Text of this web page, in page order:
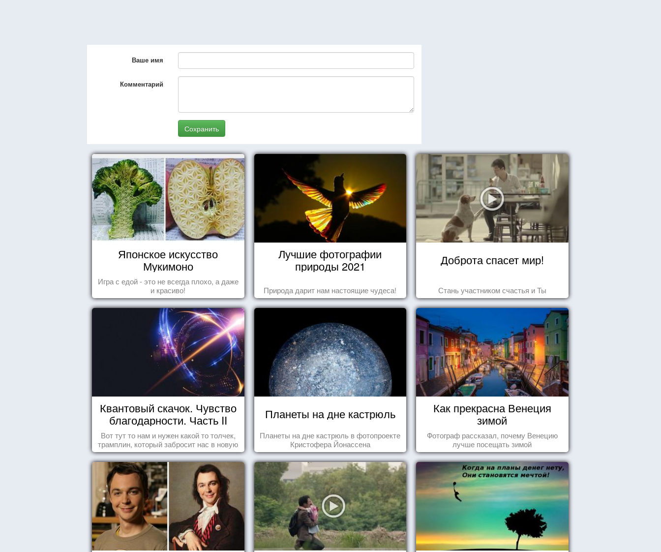
Ваше имя
Комментарий
Сохранить
Японское искусство
Мукимоно
Игра с едой - это не всегда плохо, а даже
и красиво!
Лучшие фотографии
природы 2021
Природа дарит нам настоящие чудеса!
Доброта спасет мир!
Стань участником счастья и Ты
Квантовый скачок. Чувство
благодарности. Часть II
Вот тут то нам и нужен какой то толчек,
трамплин, который забросит нас в новую
реальность. БЛАГОДАРНОСТЬ.
Планеты на дне кастрюль
Планеты на дне кастрюль в фотопроекте
Кристофера Йонассена
Как прекрасна Венеция
зимой
Фотограф рассказал, почему Венецию
лучше посещать зимой